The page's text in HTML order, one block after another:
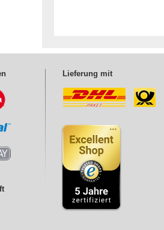
Lieferung mit